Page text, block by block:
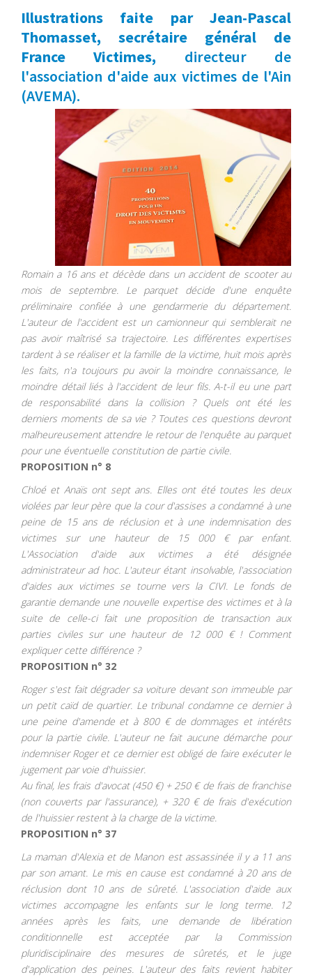
Illustrations faite par Jean-Pascal
Thomasset, secrétaire général de
France Victimes, directeur de
l'association d'aide aux victimes de l'Ain
(AVEMA).
Romain a 16 ans et décède dans un accident de scooter au
mois de septembre. Le parquet décide d'une enquête
préliminaire confiée à une gendarmerie du département.
L'auteur de l'accident est un camionneur qui semblerait ne
pas avoir maîtrisé sa trajectoire. Les différentes expertises
tardent à se réaliser et la famille de la victime, huit mois après
les faits, n'a toujours pu avoir la moindre connaissance, le
moindre détail liés à l'accident de leur fils. A-t-il eu une part
de responsabilité dans la collision ? Quels ont été les
derniers moments de sa vie ? Toutes ces questions devront
malheureusement attendre le retour de l'enquête au parquet
pour une éventuelle constitution de partie civile.
PROPOSITION n° 8
Chloé et Anaïs ont sept ans. Elles ont été toutes les deux
violées par leur père que la cour d'assises a condamné à une
peine de 15 ans de réclusion et à une indemnisation des
victimes sur une hauteur de 15 000 € par enfant.
L'Association d'aide aux victimes a été désignée
administrateur ad hoc. L'auteur étant insolvable, l'association
d'aides aux victimes se tourne vers la CIVI. Le fonds de
garantie demande une nouvelle expertise des victimes et à la
suite de celle-ci fait une proposition de transaction aux
parties civiles sur une hauteur de 12 000 € ! Comment
expliquer cette différence ?
PROPOSITION n° 32
Roger s'est fait dégrader sa voiture devant son immeuble par
un petit caïd de quartier. Le tribunal condamne ce dernier à
une peine d'amende et à 800 € de dommages et intérêts
pour la partie civile. L'auteur ne fait aucune démarche pour
indemniser Roger et ce dernier est obligé de faire exécuter le
jugement par voie d'huissier.
Au final, les frais d'avocat (450 €) + 250 € de frais de franchise
(non couverts par l'assurance), + 320 € de frais d'exécution
de l'huissier restent à la charge de la victime.
PROPOSITION n° 37
La maman d'Alexia et de Manon est assassinée il y a 11 ans
par son amant. Le mis en cause est condamné à 20 ans de
réclusion dont 10 ans de sûreté. L'association d'aide aux
victimes accompagne les enfants sur le long terme. 12
années après les faits, une demande de libération
conditionnelle est acceptée par la Commission
pluridisciplinaire des mesures de sûretés, et le juge
d'application des peines. L'auteur des faits revient habiter